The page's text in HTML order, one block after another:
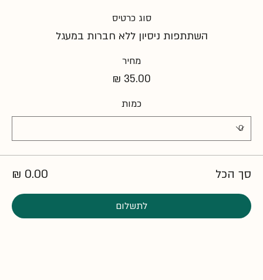
סוג כרטיס
השתתפות ניסיון ללא חברות במעגל
מחיר
כמות
סך הכל
לתשלום